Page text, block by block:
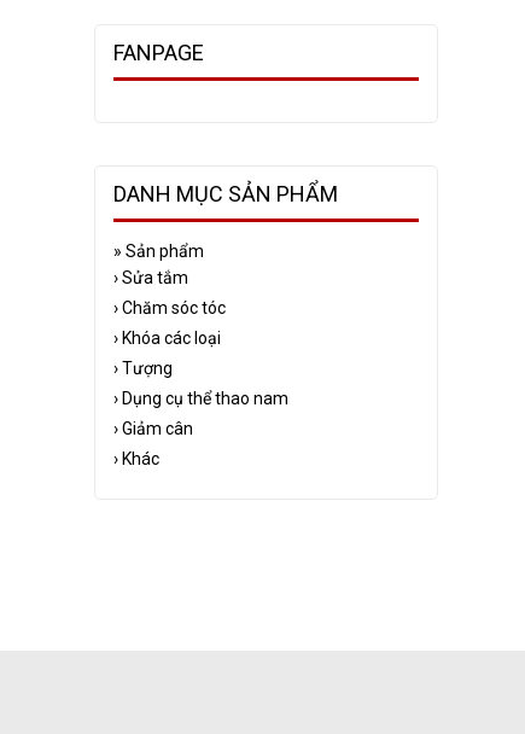
FANPAGE
DANH MỤC SẢN PHẨM
» Sản phẩm
›Sửa tắm
›Chăm sóc tóc
› Khóa các loại
›Tượng
› Dụng cụ thể thao nam
›Giảm cân
› Khác